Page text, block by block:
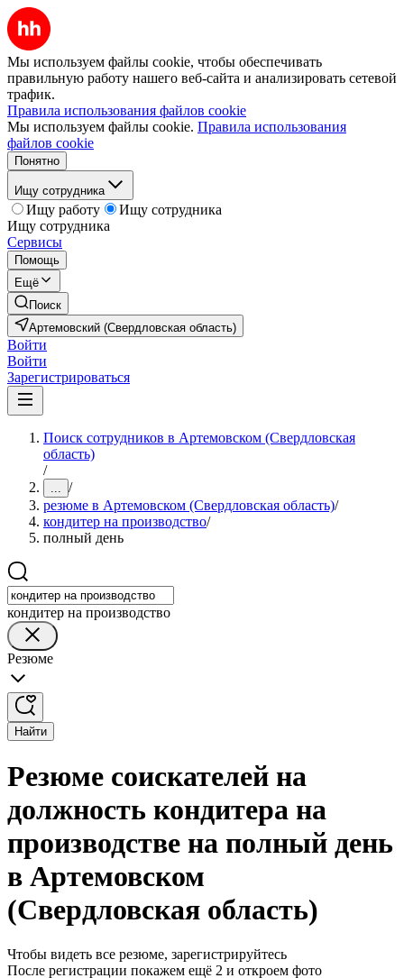
Мы используем файлы cookie, чтобы обеспечивать
правильную работу нашего веб-сайта и анализировать сетевой
трафик.
Правила использования файлов cookie
Мы используем файлы cookie. Правила использования
файлов cookie
Понятно
Ищу сотрудника
Ищу работу
Ищу сотрудника
Ищу сотрудника
Сервисы
Помощь
Ещё
Поиск
Артемовский (Свердловская область)
Войти
Войти
Зарегистрироваться
Поиск сотрудников в Артемовском (Свердловская
область)
/
... /
резюме в Артемовском (Свердловская область)/
кондитер на производство/
полный день
кондитер на производство
Резюме
Найти
Резюме соискателей на
должность кондитера на
производстве на полный день
в Артемовском
(Свердловская область)
Чтобы видеть все резюме, зарегистрируйтесь
После регистрации покажем ещё 2 и откроем фото